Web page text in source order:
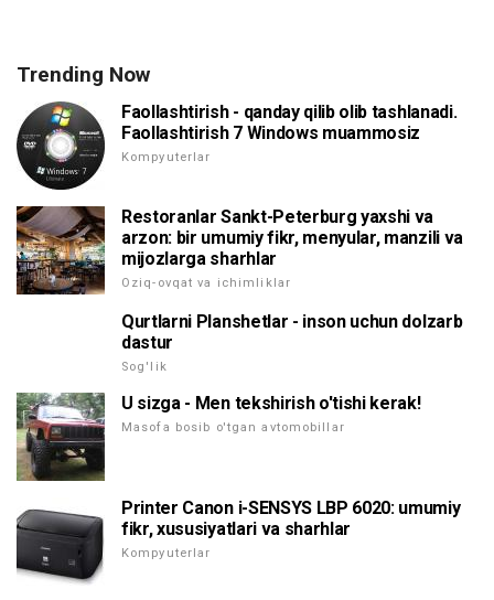
Trending Now
Faollashtirish - qanday qilib olib tashlanadi.
Faollashtirish 7 Windows muammosiz
Kompyuterlar
Restoranlar Sankt-Peterburg yaxshi va
arzon: bir umumiy fikr, menyular, manzili va
mijozlarga sharhlar
Oziq-ovqat va ichimliklar
Qurtlarni Planshetlar - inson uchun dolzarb
dastur
Sog'lik
U sizga - Men tekshirish o'tishi kerak!
Masofa bosib o'tgan avtomobillar
Printer Canon i-SENSYS LBP 6020: umumiy
fikr, xususiyatlari va sharhlar
Kompyuterlar